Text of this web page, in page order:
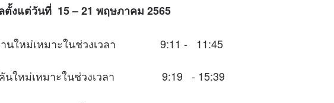
ตั้งแต่วันที่ 15– 21 พฤษภาคม 2565
านใหม่เหมาะในช่วงเวลา 9:11 - 11:45
คันใหม่เหมาะในช่วงเวลา 9:19 - 15:39